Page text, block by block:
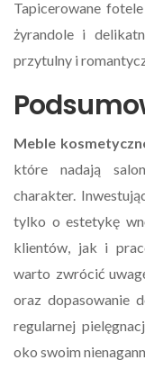
Tapicerowane
żyrandole i
przytulny i
Meble
które nadają
charakter.
tylko o estetykę
klientów, jak i
warto zwrócić
oraz dopasowanie
regularnej
oko swoim